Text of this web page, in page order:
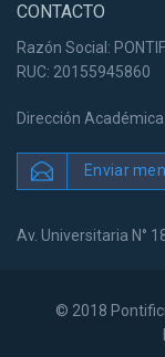
CONTACTO
Razón Social:
RUC: 20155945860
Dirección
Enviar
Av. Universitaria N°
© 2018